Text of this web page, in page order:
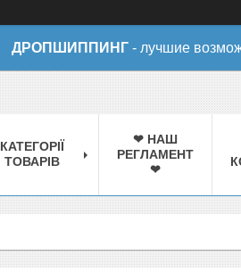
ДРОПШИППИНГ - лучшие
КАТЕГОРІЇ
ТОВАРІВ
❤ НАШ
РЕГЛАМЕНТ
❤